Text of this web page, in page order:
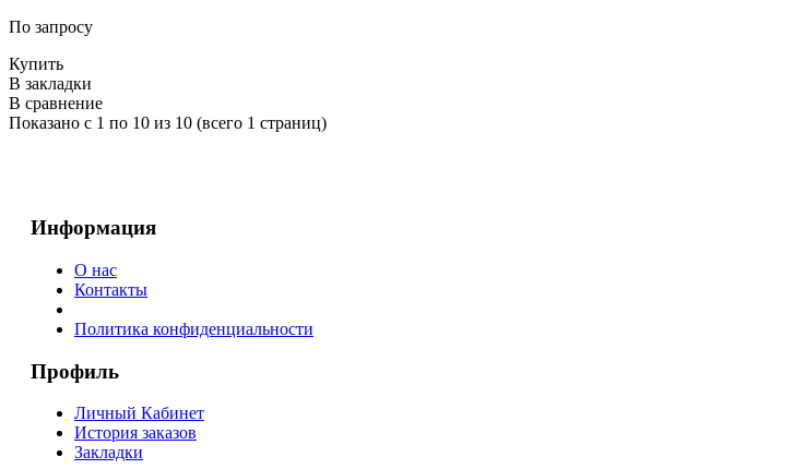
По запросу
Купить
В закладки
В сравнение
Показано с 1 по 10 из 10 (всего 1 страниц)
Информация
О нас
Контакты
Политика конфиденциальности
Профиль
Личный Кабинет
История заказов
Закладки